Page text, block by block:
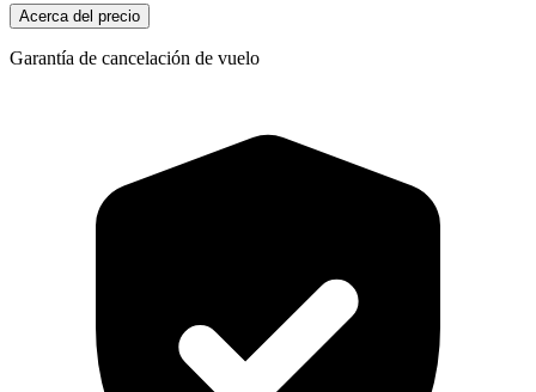
Acerca del precio
Garantía de cancelación de vuelo